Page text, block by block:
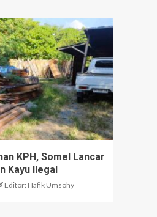
KPH, Somel Lancar
Kayu Ilegal
Editor: Hafik Umsohy